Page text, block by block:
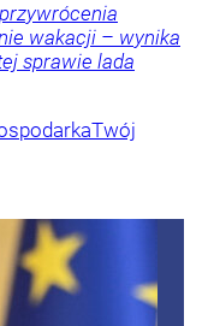
wakacji – wynika
sprawie lada
Twój